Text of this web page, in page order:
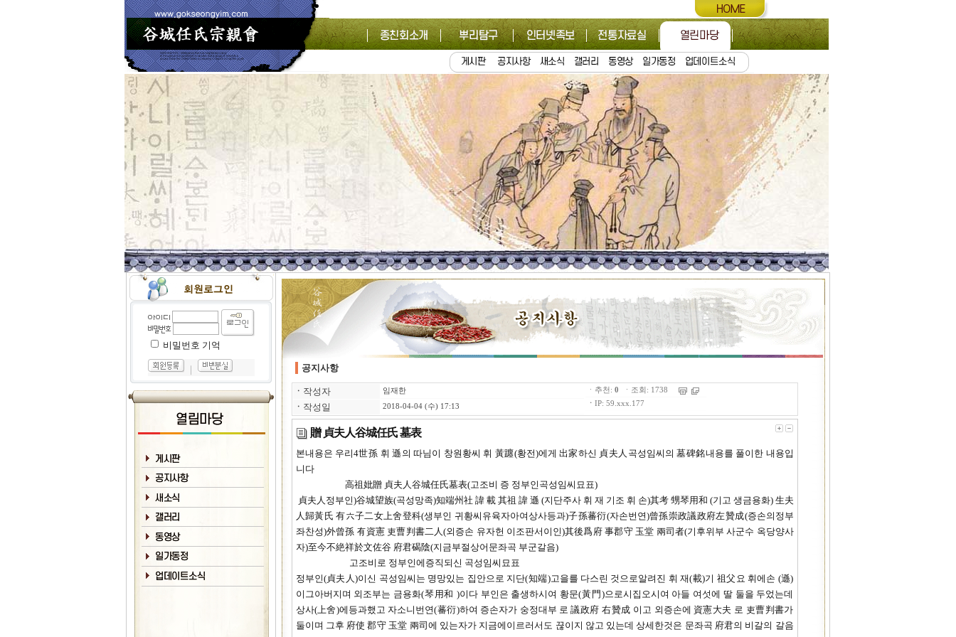
비밀번호 기억
공지사항
ㆍ 작성자 임재한
ㆍ 작성일 2018-04-04 (수) 17:13
ㆍ추천: 0 ㆍ조회: 1738
ㆍ IP: 59.xxx.177
贈 貞夫人谷城任氏 墓表
본내용은 우리4世孫 휘 遜의 따님이 창원황씨 휘 黃躔(황전)에게 出家하신 貞夫人곡성임씨의 墓碑銘내용를 풀이한 내용입
니다
高祖妣贈 貞夫人谷城任氏墓表(고조비 증 정부인곡성임씨묘표)
貞夫人정부인)谷城望族(곡성망족)知端州社 諱 載 其祖 諱 遜 (지단주사 휘 재 기조 휘 손)其考 甥琴用和 (기고 생금용화) 生夫
人歸黃氏 有六子二女上舍登科(생부인 귀황씨유육자아여상사등과)子孫蕃衍(자손번연)曾孫崇政議政府左贊成(증손의정부
좌찬성)外曾孫 有資憲 吏曹判書二人(외증손 유자헌 이조판서이인)其後爲府 事郡守 玉堂 兩司者(기후위부 사군수 옥당양사
자)至今不絶祥於文佐谷 府君碣陰(지금부절상어문좌곡 부군갈음)
고조비로 정부인에증직되신 곡성임씨묘표
정부인(貞夫人)이신 곡성임씨는 명망있는 집안으로 지단(知端)고을를 다스린 것으로알려진 휘 재(載)기 祖父요 휘에손 (遜)
이그아버지며 외조부는 금용화(琴用和 )이다 부인은 출생하시여 황문(黃門)으로시집오시여 아들 여섯에 딸 둘을 두었는데
상사(上舍)에등과했고 자소니번연(蕃衍)하여 증손자가 숭정대부 로 議政府 右贊成 이고 외증손에 資憲大夫 로 吏曹判書가
둘이며 그후 府使 郡守 玉堂 兩司에 있는자가 지금에이르러서도 끊이지 않고 있는데 상세한것은 문좌곡 府君의 비갈의 갈음